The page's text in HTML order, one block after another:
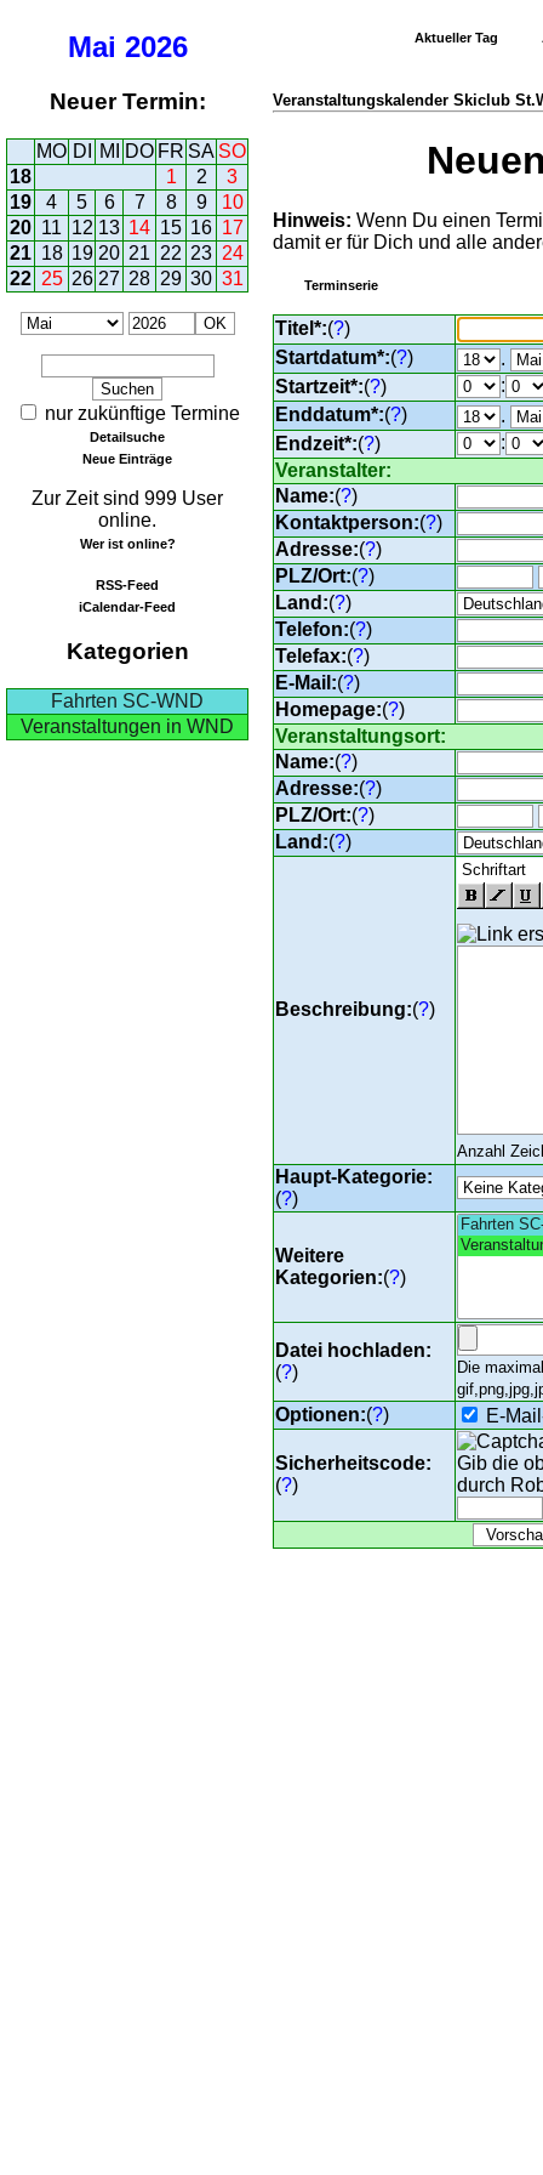
Mai 2026
Neuer Termin:
MO DI MI DO FR SA SO
18
1 2
3
19
4 5 6 7 8 9
10
20 11 12 13 14 15 16 17
21 18 19 20 21 22 23 24
22 25 26 27 28 29 30 31
nur zukünftige Termine
Detailsuche
Neue Einträge
Zur Zeit sind 999 User
online.
Wer ist online?
RSS-Feed
iCalendar-Feed
Kategorien
Fahrten SC-WND
Veranstaltungen in WND
Aktueller Tag
Veranstaltungskalender Skiclub
Hinweis: Wenn Du einen
damit er für Dich und alle
Terminserie
Titel*:(?)
Startdatum*:(?)
.
Startzeit*:(?)
:
Enddatum*:(?)
.
Endzeit*:(?)
:
Veranstalter:
Name:(?)
Kontaktperson:(?)
Adresse:(?)
PLZ/Ort:(?)
Land:(?)
Telefon:(?)
Telefax:(?)
E-Mail:(?)
Homepage:(?)
Veranstaltungsort:
Name:(?)
Adresse:(?)
PLZ/Ort:(?)
Land:(?)
Beschreibung:(?)
Anzahl
Haupt-Kategorie:
(?)
Weitere
Kategorien:(?)
Datei hochladen:
(?)
Die
Optionen:(?) E-
Sicherheitscode:
(?)
Gib die
durch